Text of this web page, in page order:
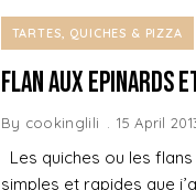
TARTES, QUICHES & PIZZA
Flan aux Epinards
By cookinglili 15 April
Les quiches ou les
simples et rapides que